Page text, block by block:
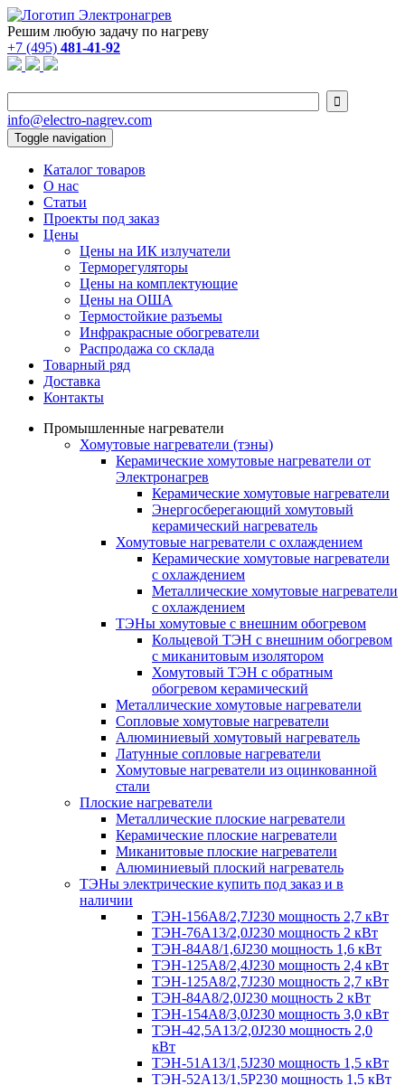
Решим любую задачу по нагреву
+7 (495) 481-41-92

info@electro-nagrev.com
Toggle navigation
Каталог товаров
О нас
Статьи
Проекты под заказ
Цены
Цены на ИК излучатели
Терморегуляторы
Цены на комплектующие
Цены на ОША
Термостойкие разъемы
Инфракрасные обогреватели
Распродажа со склада
Товарный ряд
Доставка
Контакты
Промышленные нагреватели
Хомутовые нагреватели (тэны)
Керамические хомутовые нагреватели от
Электронагрев
Керамические хомутовые нагреватели
Энергосберегающий хомутовый
керамический нагреватель
Хомутовые нагреватели с охлаждением
Керамические хомутовые нагреватели
с охлаждением
Металлические хомутовые нагреватели
с охлаждением
ТЭНы хомутовые с внешним обогревом
Кольцевой ТЭН с внешним обогревом
с миканитовым изолятором
Хомутовый ТЭН с обратным
обогревом керамический
Металлические хомутовые нагреватели
Сопловые хомутовые нагреватели
Алюминиевый хомутовый нагреватель
Латунные сопловые нагреватели
Хомутовые нагреватели из оцинкованной
стали
Плоские нагреватели
Металлические плоские нагреватели
Керамические плоские нагреватели
Миканитовые плоские нагреватели
Алюминиевый плоский нагреватель
ТЭНы электрические купить под заказ и в
наличии
ТЭН-156А8/2,7J230 мощность 2,7 кВт
ТЭН-76А13/2,0J230 мощность 2 кВт
ТЭН-84А8/1,6J230 мощность 1,6 кВт
ТЭН-125А8/2,4J230 мощность 2,4 кВт
ТЭН-125А8/2,7J230 мощность 2,7 кВт
ТЭН-84А8/2,0J230 мощность 2 кВт
ТЭН-154А8/3,0J230 мощность 3,0 кВт
ТЭН-42,5А13/2,0J230 мощность 2,0
кВт
ТЭН-51А13/1,5J230 мощность 1,5 кВт
ТЭН-52А13/1,5Р230 мощность 1,5 кВт